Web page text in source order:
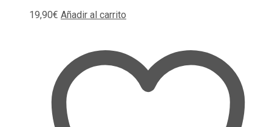
19,90€ Añadir al carrito